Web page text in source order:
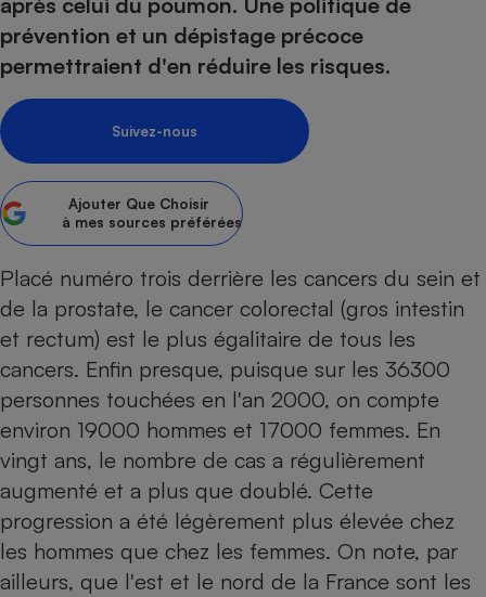
prévention et un dépistage précoce
permettraient d'en réduire les risques.
Suivez-nous
Ajouter Que Choisir
à mes sources préférées
Placé numéro trois derrière les cancers du sein et
de la prostate, le cancer colorectal (gros intestin
et rectum) est le plus égalitaire de tous les
cancers. Enfin presque, puisque sur les 36300
personnes touchées en l'an 2000, on compte
environ 19000 hommes et 17000 femmes. En
vingt ans, le nombre de cas a régulièrement
augmenté et a plus que doublé. Cette
progression a été légèrement plus élevée chez
les hommes que chez les femmes. On note, par
ailleurs, que l'est et le nord de la France sont les
Sécurité - Hygiène
Supermarché - Drive
Complément
alimentaire
Assurance
Banque - Crédit
Epargne - Fiscalité
Mutuelle
Assurance emprunteur
Circulation routière
Contrôle technique -
Moto
Comparateur auto
Supermarché - Drive
Comparatif
Comparatif plaque à
Comparatif aspirateur
Comparatif cafetière
Comparatif robot cuiseur
Comparatif centrale
Gros électroménager
Petit électroménager -
Comparatif casque audio
Comparatif barre de son
Comparatif tablette
Image et son
Informatique
Internet
Téléphonie
Crédit immobilier
Comparatif tondeuse
Comparatif poêle à
Aménagement
Bricolage - Jardinage
Chauffage
Produit d'entretien
Sécurité domestique
Système de santé -
Mutuelle
Maison de retraite
Retraite
Choisir son fioul
Choisir son pellet
Tous les comparateurs
Toutes les cartes interactives
Speedtest - Testez le débit de votre
connexion Internet